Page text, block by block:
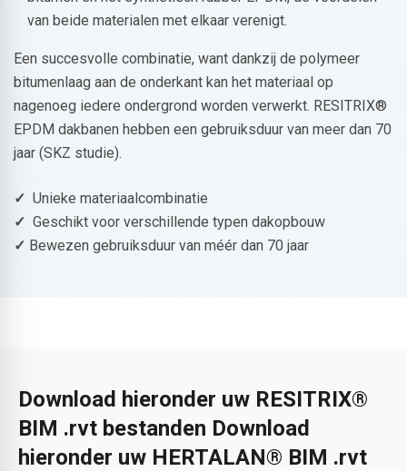
van beide materialen met elkaar verenigt.
Een succesvolle combinatie, want dankzij de polymeer
bitumenlaag aan de onderkant kan het materiaal op
nagenoeg iedere ondergrond worden verwerkt. RESITRIX®
EPDM dakbanen hebben een gebruiksduur van meer dan 70
jaar (SKZ studie).
✓ Unieke materiaalcombinatie
✓ Geschikt voor verschillende typen dakopbouw
✓ Bewezen gebruiksduur van méér dan 70 jaar
Download hieronder uw RESITRIX®
BIM .rvt bestanden Download
hieronder uw HERTALAN® BIM .rvt